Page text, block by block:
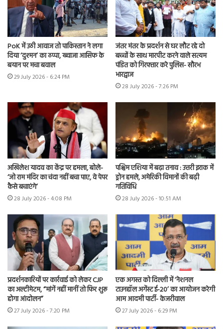
PoK में उठी आवाज तो पाकिस्तान ने लगा
दिया ‘दुश्मन’ का ठप्पा, ख्वाजा आसिफ के
बयान पर मचा बवाल
29 July 2026 - 6:24 PM
जंतर मंतर के प्रदर्शन से घर लौट रहे दो
बच्चों के साथ मारपीट करने वाले सत्यम
पंडित को गिरफ्तार करे पुलिस- सौरभ
भारद्वाज
28 July 2026 - 7:26 PM
अखिलेश यादव का केंद्र पर हमला, बोले-
‘जो राम मंदिर का चंदा नहीं बचा पाए, वे पेपर
कैसे बचाएंगे’
28 July 2026 - 4:08 PM
पश्चिम एशिया में बढ़ा तनाव : उत्तरी इराक में
ड्रोन हमले, अमेरिकी विमानों की बढ़ी
गतिविधि
28 July 2026 - 10:51 AM
प्रदर्शनकारियों पर कार्रवाई को लेकर CJP
का अल्टीमेटम, “मांगें नहीं मानीं तो फिर शुरू
होगा आंदोलन”
27 July 2026 - 7:20 PM
एक अगस्त को दिल्ली में ‘नेशनल
टाउनहॉल अगेंस्ट ई-20’ का आयोजन करेगी
आम आदमी पार्टी- केजरीवाल
27 July 2026 - 6:29 PM